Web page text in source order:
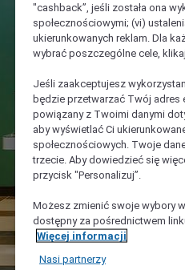
"cashback”, jeśli została ona
społecznościowymi; (vi)
ukierunkowanych reklam. Dla
wybrać poszczególne cele,
Jeśli zaakceptujesz
będzie przetwarzać Twój adres
powiązany z Twoimi danymi
aby wyświetlać Ci
społecznościowych. Twoje
trzecie. Aby dowiedzieć się
przycisk "Personalizuj”.
Możesz zmienić swoje wybory
dostępny za pośrednictwem
Więcej informacji
Nasi partnerzy